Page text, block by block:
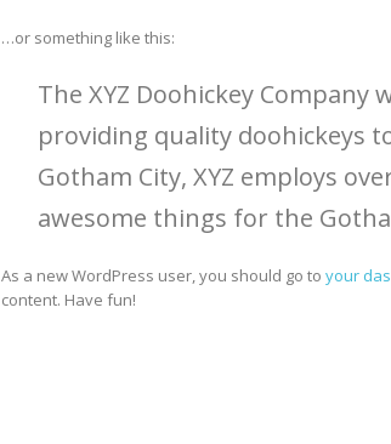
…or something like this:
The XYZ Doohickey Company
providing quality doohickeys
Gotham City, XYZ employs
awesome things for the
As a new WordPress user, you should go to your
content. Have fun!